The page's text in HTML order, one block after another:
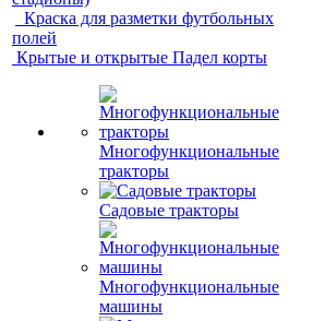
Краска для разметки футбольных
полей
Крытые и открытые Падел корты
Многофункциональные
тракторы
Садовые тракторы
Многофункциональные
машины